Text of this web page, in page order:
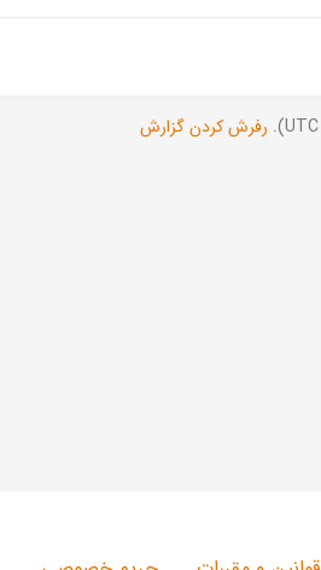
رفرش کردن گزارش